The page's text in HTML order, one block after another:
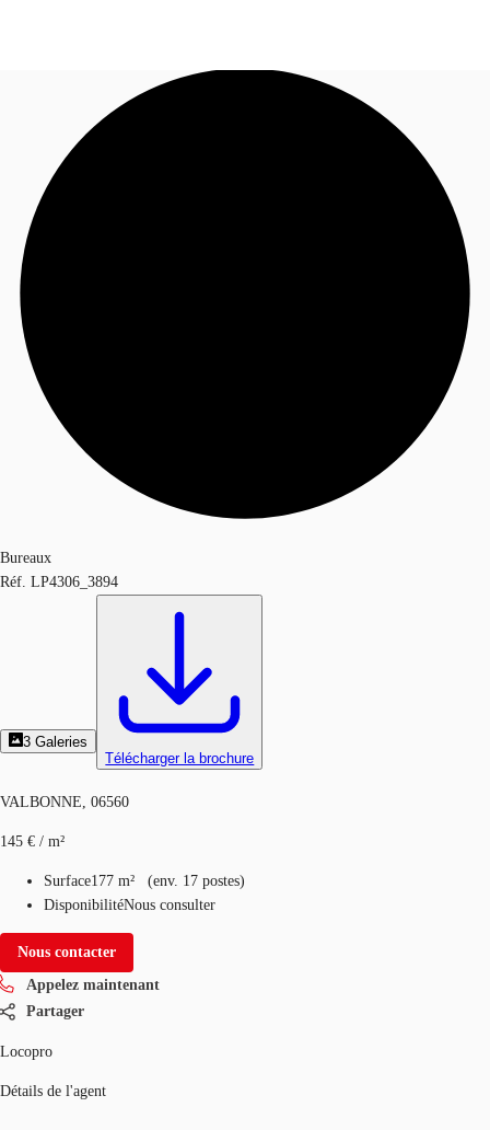
Blog
Données marchés
Appelez maintenant
Bureaux
Réf. LP4306_3894
3 Galeries
Télécharger la brochure
VALBONNE, 06560
145 € / m²
Surface177 m² (env. 17 postes)
DisponibilitéNous consulter
Nous contacter
Appelez maintenant
Partager
Locopro
Détails de l'agent